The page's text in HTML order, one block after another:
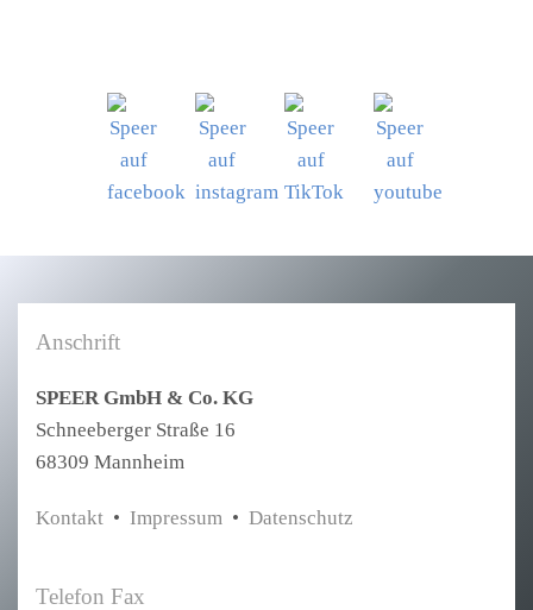
Anschrift
SPEER GmbH & Co. KG
Schneeberger Straße 16
68309 Mannheim
Kontakt • Impressum • Datenschutz
Telefon Fax